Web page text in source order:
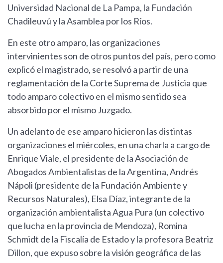
Universidad Nacional de La Pampa, la Fundación
Chadileuvú y la Asamblea por los Ríos.
En este otro amparo, las organizaciones
intervinientes son de otros puntos del país, pero como
explicó el magistrado, se resolvó a partir de una
reglamentación de la Corte Suprema de Justicia que
todo amparo colectivo en el mismo sentido sea
absorbido por el mismo Juzgado.
Un adelanto de ese amparo hicieron las distintas
organizaciones el miércoles, en una charla a cargo de
Enrique Viale, el presidente de la Asociación de
Abogados Ambientalistas de la Argentina, Andrés
Nápoli (presidente de la Fundación Ambiente y
Recursos Naturales), Elsa Díaz, integrante de la
organización ambientalista Agua Pura (un colectivo
que lucha en la provincia de Mendoza), Romina
Schmidt de la Fiscalía de Estado y la profesora Beatriz
Dillon, que expuso sobre la visión geográfica de las